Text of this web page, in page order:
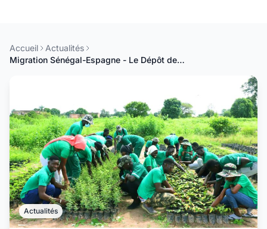
Accueil
Actualités
Migration Sénégal-Espagne - Le Dépôt des Dossiers Passe au Numérique
Actualités